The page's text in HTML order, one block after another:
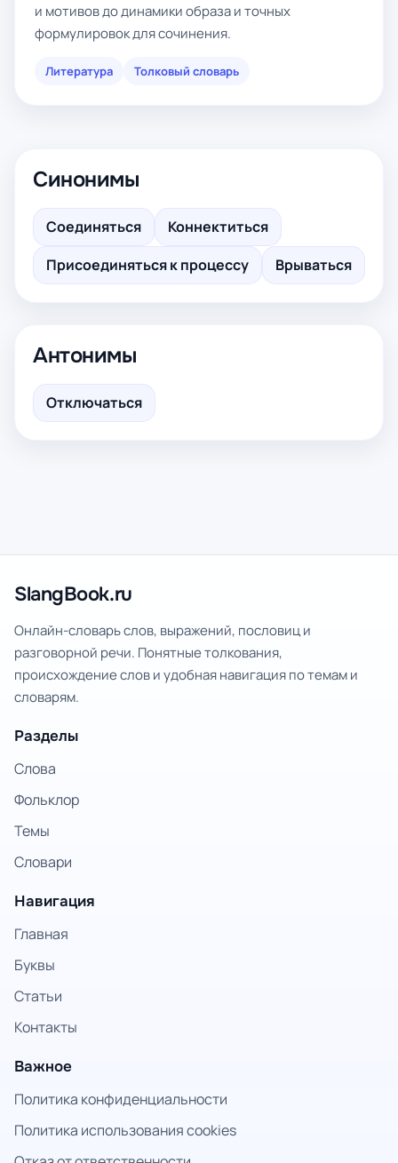
и мотивов до динамики образа и точных
формулировок для сочинения.
Литература Толковый словарь
Синонимы
Соединяться
Коннектиться
Присоединяться к процессу
Врываться
Антонимы
Отключаться
SlangBook.ru
Онлайн-словарь слов, выражений, пословиц и
разговорной речи. Понятные толкования,
происхождение слов и удобная навигация по темам и
словарям.
Разделы
Слова
Фольклор
Темы
Словари
Навигация
Главная
Буквы
Статьи
Контакты
Важное
Политика конфиденциальности
Политика использования cookies